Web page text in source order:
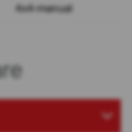
4x4-manual